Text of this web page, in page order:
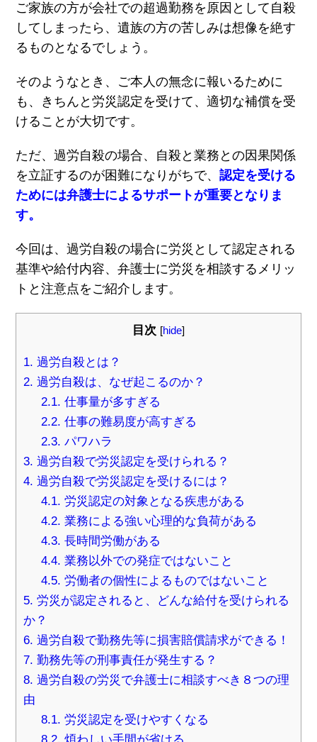
ご家族の方が会社での超過勤務を原因として自殺
してしまったら、遺族の方の苦しみは想像を絶す
るものとなるでしょう。
そのようなとき、ご本人の無念に報いるために
も、きちんと労災認定を受けて、適切な補償を受
けることが大切です。
ただ、過労自殺の場合、自殺と業務との因果関係
を立証するのが困難になりがちで、 認定を受ける
ためには弁護士によるサポートが重要となりま
す。
今回は、過労自殺の場合に労災として認定される
基準や給付内容、弁護士に労災を相談するメリッ
トと注意点をご紹介します。
目次 [hide]
1. 過労自殺とは？
2. 過労自殺は、なぜ起こるのか？
2.1. 仕事量が多すぎる
2.2. 仕事の難易度が高すぎる
2.3. パワハラ
3. 過労自殺で労災認定を受けられる？
4. 過労自殺で労災認定を受けるには？
4.1. 労災認定の対象となる疾患がある
4.2. 業務による強い心理的な負荷がある
4.3. 長時間労働がある
4.4. 業務以外での発症ではないこと
4.5. 労働者の個性によるものではないこと
5. 労災が認定されると、どんな給付を受けられる
か？
6. 過労自殺で勤務先等に損害賠償請求ができる！
7. 勤務先等の刑事責任が発生する？
8. 過労自殺の労災で弁護士に相談すべき８つの理
由
8.1. 労災認定を受けやすくなる